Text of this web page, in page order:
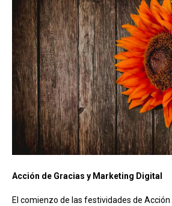
Acción de Gracias y Marketing Digital
El comienzo de las festividades de Acción